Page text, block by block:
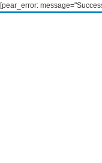
[pear_error: